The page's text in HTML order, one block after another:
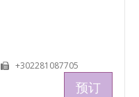
+302281087705
预订